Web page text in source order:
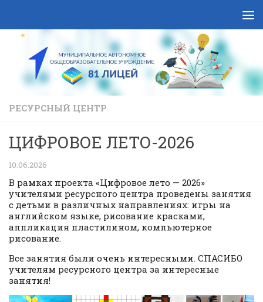
РЕСУРСНЫЙ ЦЕНТР
ЦИФРОВОЕ ЛЕТО-2026
10.06.2026
В рамках проекта «Цифровое лето — 2026»
учителями ресурсного центра проведены занятия
с детьми в различных направлениях: игры на
английском языке, рисование красками,
аппликация пластилином, компьютерное
рисование.
Все занятия были очень интересными. СПАСИБО
учителям ресурсного центра за интересные
занятия!